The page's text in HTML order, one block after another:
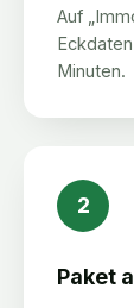
Auf
Minuten.
2
Paket